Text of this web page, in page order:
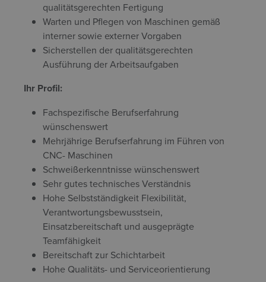
qualitätsgerechten Fertigung
Warten und Pflegen von Maschinen gemäß
interner sowie externer Vorgaben
Sicherstellen der qualitätsgerechten
Ausführung der Arbeitsaufgaben
Ihr Profil:
Fachspezifische Berufserfahrung
wünschenswert
Mehrjährige Berufserfahrung im Führen von
CNC- Maschinen
Schweißerkenntnisse wünschenswert
Sehr gutes technisches Verständnis
Hohe Selbstständigkeit Flexibilität,
Verantwortungsbewusstsein,
Einsatzbereitschaft und ausgeprägte
Teamfähigkeit
Bereitschaft zur Schichtarbeit
Hohe Qualitäts- und Serviceorientierung